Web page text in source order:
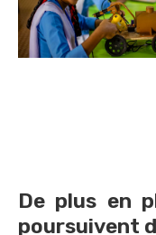
De plus en
poursuivent